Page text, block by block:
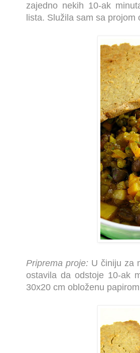
zajedno nekih 10-ak
lista. Služila sam sa projom
Priprema proje: U činiju za
ostavila da odstoje 10-ak
30x20 cm obloženu